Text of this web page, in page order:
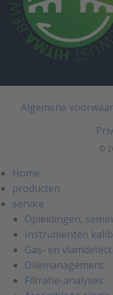
Algemene
©
Home
producten
service
Opleidingen,
Instrumenten
Gas- en
Oliemanagement
Filtratie-analyses